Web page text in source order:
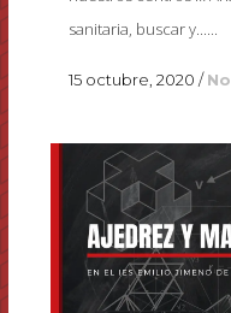
sanitaria, buscar y......
15 octubre, 2020 /